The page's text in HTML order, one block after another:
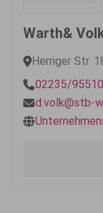
Warth&
Herriger Str.
02235/
d.volk@stb-